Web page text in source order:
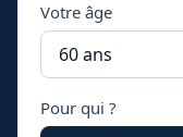
Votre âge
Pour qui ?